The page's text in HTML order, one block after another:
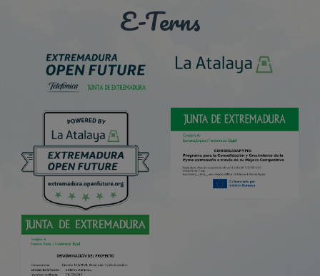
E-Terns